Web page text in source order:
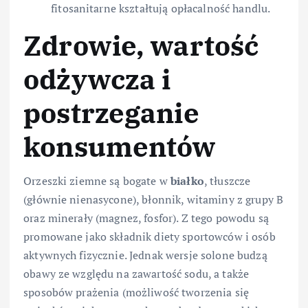
fitosanitarne kształtują opłacalność handlu.
Zdrowie, wartość
odżywcza i
postrzeganie
konsumentów
Orzeszki ziemne są bogate wbiałko, tłuszcze
(głównie nienasycone), błonnik, witaminy z grupy B
oraz minerały (magnez, fosfor). Z tego powodu są
promowane jako składnik diety sportowców i osób
aktywnych fizycznie. Jednak wersje solone budzą
obawy ze względu na zawartość sodu, a także
sposobów prażenia (możliwość tworzenia się